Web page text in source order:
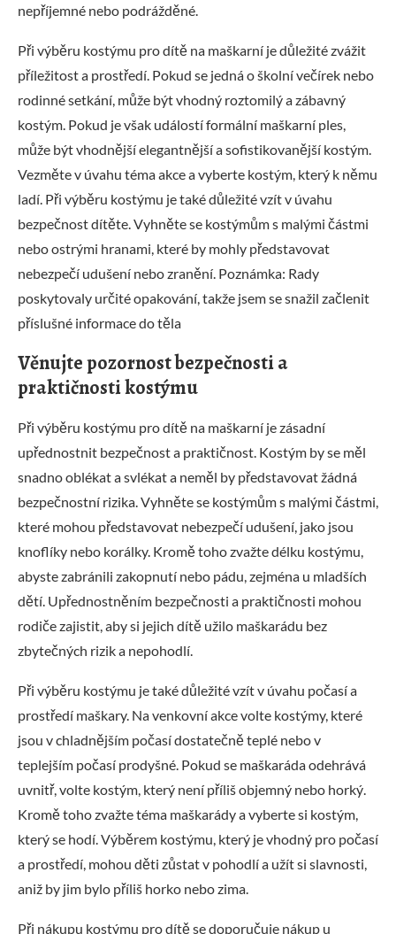
nepříjemné nebo podrážděné.
Při výběru kostýmu pro dítě na maškarní je důležité zvážit
příležitost a prostředí. Pokud se jedná o školní večírek nebo
rodinné setkání, může být vhodný roztomilý a zábavný
kostým. Pokud je však událostí formální maškarní ples,
může být vhodnější elegantnější a sofistikovanější kostým.
Vezměte v úvahu téma akce a vyberte kostým, který k němu
ladí. Při výběru kostýmu je také důležité vzít v úvahu
bezpečnost dítěte. Vyhněte se kostýmům s malými částmi
nebo ostrými hranami, které by mohly představovat
nebezpečí udušení nebo zranění. Poznámka: Rady
poskytovaly určité opakování, takže jsem se snažil začlenit
příslušné informace do těla
Věnujte pozornost bezpečnosti a
praktičnosti kostýmu
Při výběru kostýmu pro dítě na maškarní je zásadní
upřednostnit bezpečnost a praktičnost. Kostým by se měl
snadno oblékat a svlékat a neměl by představovat žádná
bezpečnostní rizika. Vyhněte se kostýmům s malými částmi,
které mohou představovat nebezpečí udušení, jako jsou
knoflíky nebo korálky. Kromě toho zvažte délku kostýmu,
abyste zabránili zakopnutí nebo pádu, zejména u mladších
dětí. Upřednostněním bezpečnosti a praktičnosti mohou
rodiče zajistit, aby si jejich dítě užilo maškarádu bez
zbytečných rizik a nepohodlí.
Při výběru kostýmu je také důležité vzít v úvahu počasí a
prostředí maškary. Na venkovní akce volte kostýmy, které
jsou v chladnějším počasí dostatečně teplé nebo v
teplejším počasí prodyšné. Pokud se maškaráda odehrává
uvnitř, volte kostým, který není příliš objemný nebo horký.
Kromě toho zvažte téma maškarády a vyberte si kostým,
který se hodí. Výběrem kostýmu, který je vhodný pro počasí
a prostředí, mohou děti zůstat v pohodlí a užít si slavnosti,
aniž by jim bylo příliš horko nebo zima.
Při nákupu kostýmu pro dítě se doporučuje nákup u